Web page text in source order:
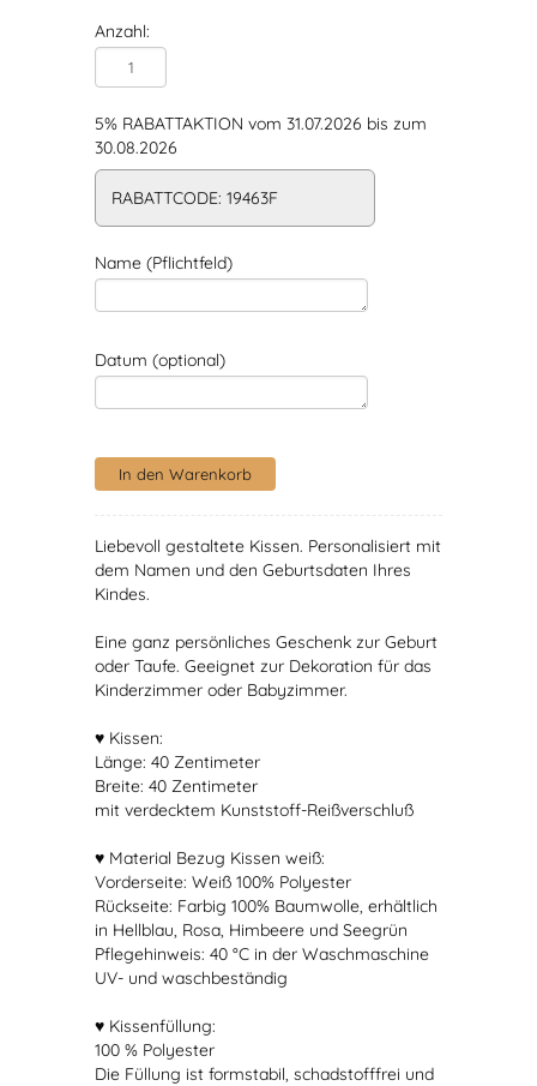
Anzahl:
5% RABATTAKTION vom 31.07.2026 bis zum
30.08.2026
RABATTCODE: 19463F
Name (Pflichtfeld)
Datum (optional)
Liebevoll gestaltete Kissen. Personalisiert mit
dem Namen und den Geburtsdaten Ihres
Kindes.
Eine ganz persönliches Geschenk zur Geburt
oder Taufe. Geeignet zur Dekoration für das
Kinderzimmer oder Babyzimmer.
♥ Kissen:
Länge: 40 Zentimeter
Breite: 40 Zentimeter
mit verdecktem Kunststoff-Reißverschluß
♥ Material Bezug Kissen weiß:
Vorderseite: Weiß 100% Polyester
Rückseite: Farbig 100% Baumwolle, erhältlich
in Hellblau, Rosa, Himbeere und Seegrün
Pflegehinweis: 40 °C in der Waschmaschine
UV- und waschbeständig
♥ Kissenfüllung:
100 % Polyester
Die Füllung ist formstabil, schadstofffrei und